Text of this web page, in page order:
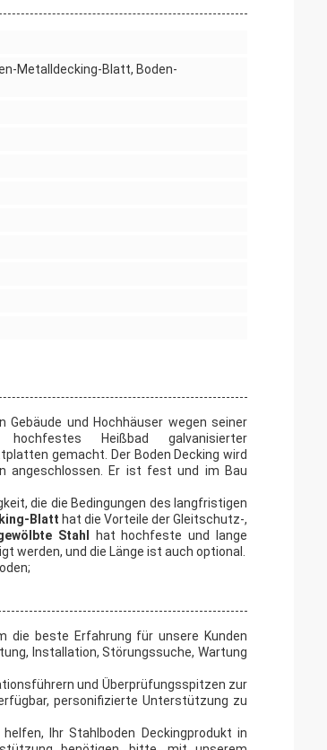
Metalldecking-Blatt, Boden-
und Hochhäuser wegen seiner
Heißbad galvanisierter
gemacht. Der Boden Decking wird
angeschlossen. Er ist fest und im Bau
die die Bedingungen des langfristigen
Blatt hat die Vorteile der Gleitschutz-,
Stahl
hat hochfeste und lange
werden, und die Länge ist auch optional.
die beste Erfahrung für unsere Kunden
Installation, Störungssuche, Wartung
und Überprüfungsspitzen zur
personifizierte Unterstützung zu
Ihr Stahlboden Deckingprodukt in